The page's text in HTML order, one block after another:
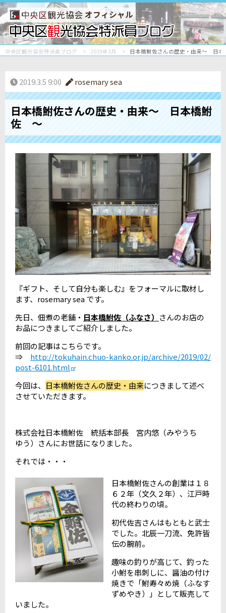
オフィシャル
中央区観光協会特派員ブログ 2019年3月 日本橋鮒佐さんの歴史・由来～ 日
2019.3.5 9:00 rosemary sea
日本橋鮒佐さんの歴史・由来～ 日本橋鮒
佐 ～
『ギフト、そして自分も楽しむ』をフォーマルに取材し
ます、rosemary sea です。
先日、佃煮の老舗・ 日本橋鮒佐（ふなさ） さんのお店の
お品につきましてご紹介しました。
前回の記事はこちらです。
⇒ http://tokuhain.chuo-kanko.or.jp/archive/2019/02/
post-6101.html
今回は、 日本橋鮒佐さんの歴史・由来につきまして述べ
させていただきます。
株式会社日本橋鮒佐 統括本部長 宮内悠（みやうち
ゆう）さんにお世話になりました。
それでは・・・
日本橋鮒佐さんの創業は１８
６２年（文久２年）、江戸時
代の終わりの頃。
初代佐吉さんはもともと武士
でした。北辰一刀流、免許皆
伝の腕前。
趣味の釣りが高じて、釣った
小鮒を串刺しに、醤油の付け
焼きで「鮒寿々め焼（ふなす
ずめやき）」として販売して
いました。